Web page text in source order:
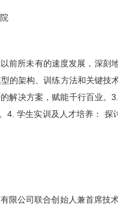
前所未有的速度发展，深
的架构、训练方法和关键
解决方案，赋能千行百业
4. 学生实训及人才培养：
限公司联合创始人兼首席技